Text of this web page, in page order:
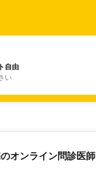
自由
い
オンライン問診医師